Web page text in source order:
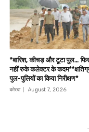
*बारिश, कीचड़ और टूटा पुल…
नहीं रुके कलेक्टर के
पुल-पुलियों का किया निरीक्षण*
कोरबा August 7, 2026